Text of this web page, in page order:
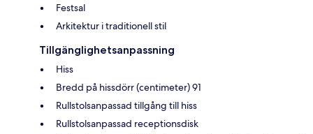
Festsal
Arkitektur i traditionell stil
Tillgänglighetsanpassning
Hiss
Bredd på hissdörr (centimeter) 91
Rullstolsanpassad tillgång till hiss
Rullstolsanpassad receptionsdisk